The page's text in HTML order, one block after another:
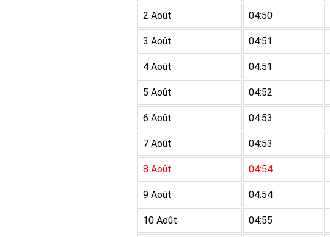
2 Août 04:50
3 Août 04:51
4 Août 04:51
5 Août 04:52
6 Août 04:53
7 Août 04:53
8 Août 04:54
9 Août 04:54
10 Août 04:55